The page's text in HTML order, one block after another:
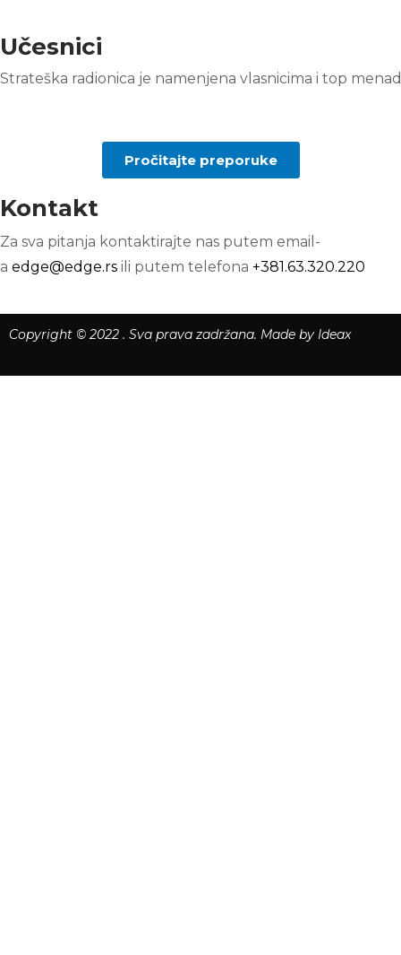
Učesnici
Strateška radionica je namenjena vlasnicima i top
Pročitajte preporuke
Kontakt
Za sva pitanja kontaktirajte nas putem email-
a edge@edge.rs ili putem telefona +381.63.320.220
Copyright © 2022 . Sva prava zadržana. Made by Ideax